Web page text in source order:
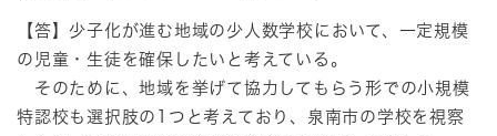
【答】少子化が進む地域の少人数学校において、一定規模
の児童・生徒を確保したいと考えている。
そのために、地域を挙げて協力してもらう形での小規模
特認校も選択肢の1つと考えており、泉南市の学校を視察